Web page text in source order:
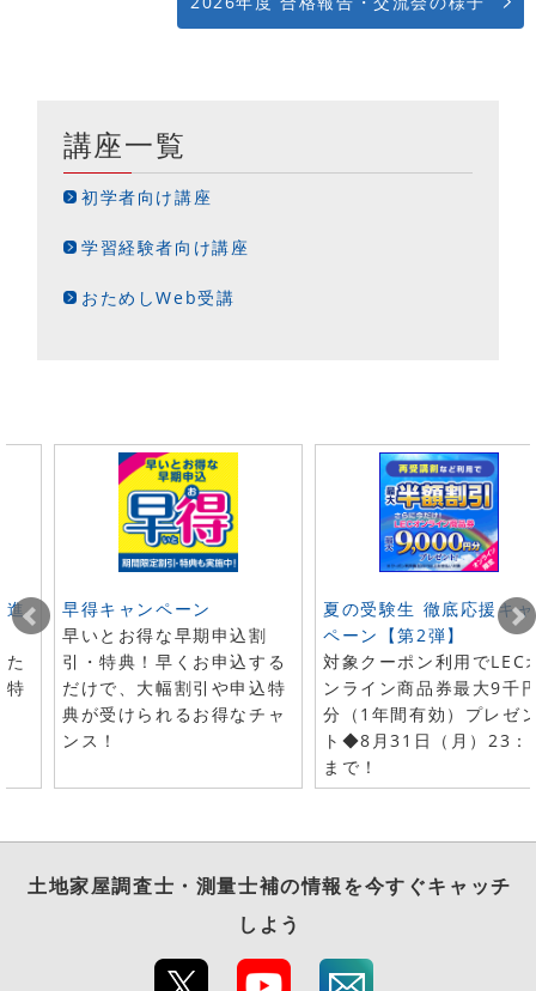
講座一覧
初学者向け講座
学習経験者向け講座
おためしWeb受講
進
特
早得キャンペーン
早いとお得な早期申込割
引・特典！早くお申込する
だけで、大幅割引や申込特
典が受けられるお得なチャ
ンス！
夏の受験生 徹底応援キ
ペーン【第2弾】
対象クーポン利用でLEC
ンライン商品券最大9千
分（1年間有効）プレゼ
ト◆8月31日（月）23：
まで！
土地家屋調査士・測量士補の情報を今すぐキャッチ
しよう